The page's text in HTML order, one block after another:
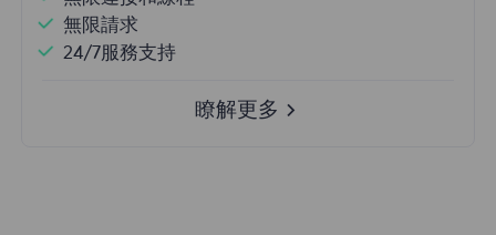
無限請求
24/7服務支持
瞭解更多